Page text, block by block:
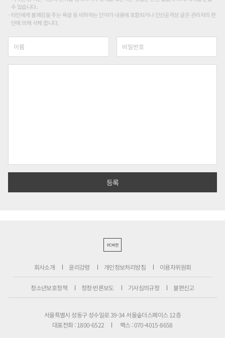
수 있습니다.
타인에게 불쾌감을 주는 욕설 등 비하하는 단어가 내용에 포함되거나 인신공격성 글은 관리자의 판
단에 의해 삭제 합니다.
PC버전
회사소개 윤리강령 개인정보처리방침 이용자위원회
청소년보호정책 정정·반론보도 기사심의규정 불편신고
서울특별시 성동구 성수일로 39-34 서울숲더스페이스 12층
대표전화 : 1800-6522
팩스 : 070-4015-8658